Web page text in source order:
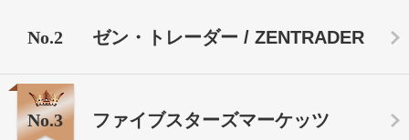
No.2 ゼン・トレーダー / ZENTRADER
No.3 ファイブスターズマーケッツ